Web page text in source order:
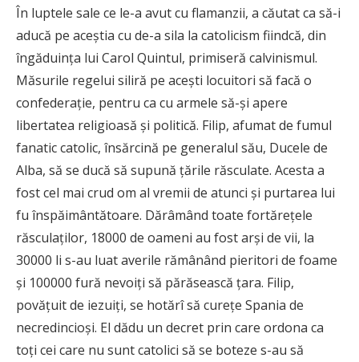
În luptele sale ce le-a avut cu flamanzii, a căutat ca să-i
aducă pe aceştia cu de-a sila la catolicism fiindcă, din
îngăduinţa lui Carol Quintul, primiseră calvinismul.
Măsurile regelui siliră pe aceşti locuitori să facă o
confederaţie, pentru ca cu armele să-şi apere
libertatea religioasă şi politică. Filip, afumat de fumul
fanatic catolic, însărcină pe generalul său, Ducele de
Alba, să se ducă să supună ţările răsculate. Acesta a
fost cel mai crud om al vremii de atunci şi purtarea lui
fu înspăimântătoare. Dărâmând toate fortăreţele
răsculaţilor, 18000 de oameni au fost arşi de vii, la
30000 li s-au luat averile rămânând pieritori de foame
şi 100000 fură nevoiţi să părăsească ţara. Filip,
povăţuit de iezuiţi, se hotărî să cureţe Spania de
necredincioşi. El dădu un decret prin care ordona ca
toţi cei care nu sunt catolici să se boteze s-au să